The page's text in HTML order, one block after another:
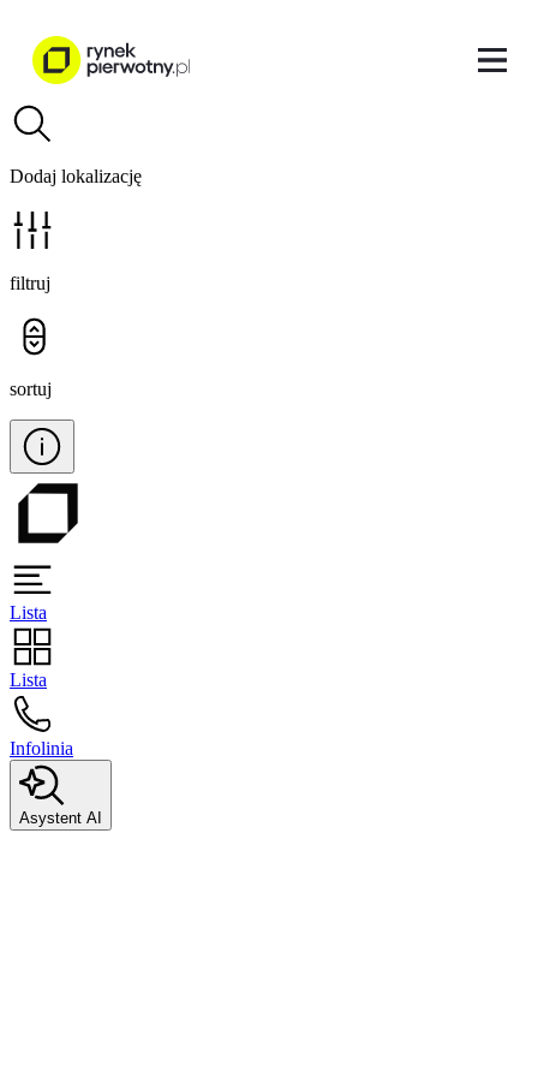
Dodaj lokalizację
filtruj
sortuj
Lista
Lista
Infolinia
Asystent AI